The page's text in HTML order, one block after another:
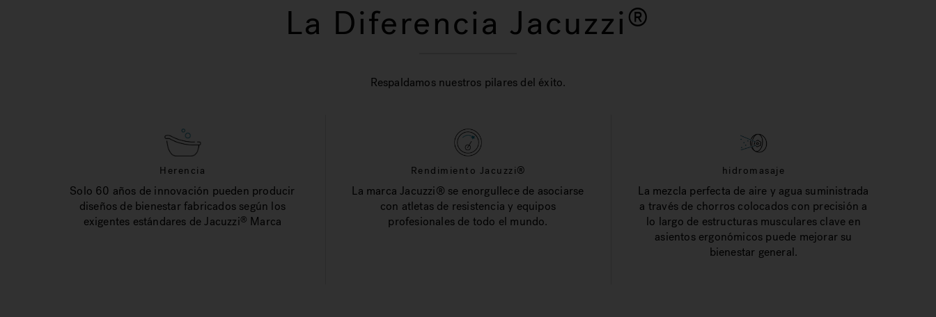
La Diferencia Jacuzzi®
Respaldamos nuestros pilares del éxito.
Herencia
Solo 60 años de innovación pueden producir
diseños de bienestar fabricados según los
exigentes estándares de Jacuzzi® Marca
Rendimiento Jacuzzi®
La marca Jacuzzi® se enorgullece de asociarse
con atletas de resistencia y equipos
profesionales de todo el mundo.
hidromasaje
La mezcla perfecta de aire y agua suministrada
a través de chorros colocados con precisión a
lo largo de estructuras musculares clave en
asientos ergonómicos puede mejorar su
bienestar general.